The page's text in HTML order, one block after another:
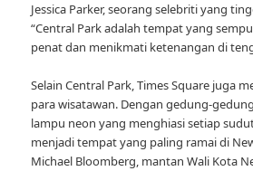
Jessica Parker, seorang selebriti yang
“Central Park adalah tempat yang
penat dan menikmati ketenangan di
Selain Central Park, Times Square juga
para wisatawan. Dengan gedung-
lampu neon yang menghiasi setiap
menjadi tempat yang paling ramai di
Michael Bloomberg, mantan Wali Kota